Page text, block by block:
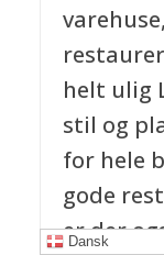
helt ulig
stil og
for hele
gode
er der
Dansk